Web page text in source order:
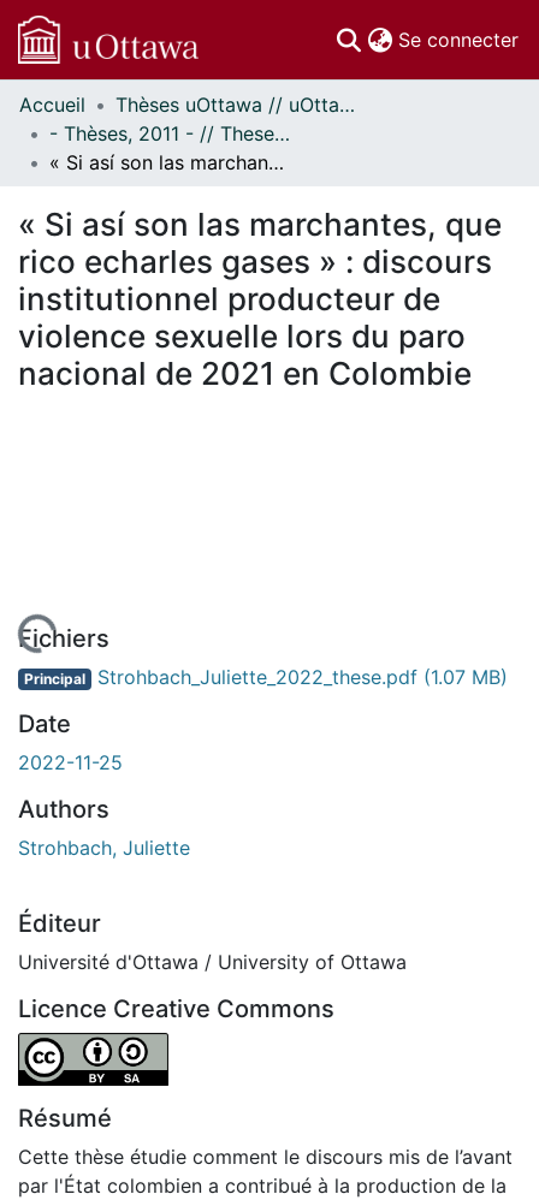
Se connecter
Communautés
et collections
Parcourir
À propos
Accueil
Thèses uOttawa // uOttawa Theses
- Thèses, 2011 - // Theses, 2011 -
« Si así son las marchantes, que rico echarles gases » : discours institutionnel producteur de violence sexuelle lors du paro nacional de 2021 en Colombie
« Si así son las marchantes, que
rico echarles gases » : discours
institutionnel producteur de
violence sexuelle lors du paro
nacional de 2021 en Colombie
Fichiers
Principal Strohbach_Juliette_2022_these.pdf (1.07 MB)
Date
2022-11-25
Authors
Strohbach, Juliette
Éditeur
Université d'Ottawa / University of Ottawa
Licence Creative Commons
Attribution-ShareAlike 4.0 International
Résumé
Cette thèse étudie comment le discours mis de l’avant
par l'État colombien a contribué à la production de la